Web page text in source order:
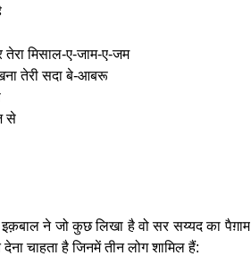
तेरा मिसाल-ए-जाम-ए-जम
तेरी सदा बे-आबरू
से
ने जो कुछ लिखा है वो सर सय्यद का पैग़ाम
चाहता है जिनमें तीन लोग शामिल हैं: